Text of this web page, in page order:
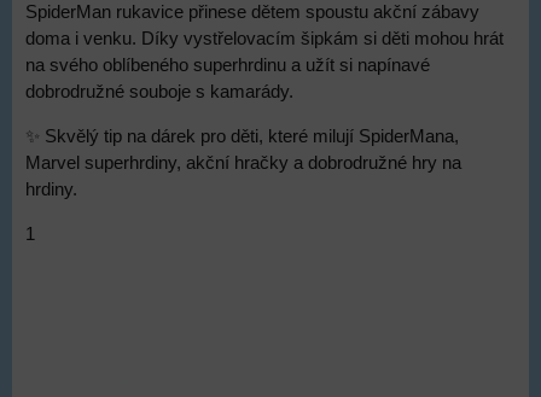
SpiderMan rukavice přinese dětem spoustu akční zábavy
doma i venku. Díky vystřelovacím šipkám si děti mohou hrát
na svého oblíbeného superhrdinu a užít si napínavé
dobrodružné souboje s kamarády.
✨ Skvělý tip na dárek pro děti, které milují SpiderMana,
Marvel superhrdiny, akční hračky a dobrodružné hry na
hrdiny.
1